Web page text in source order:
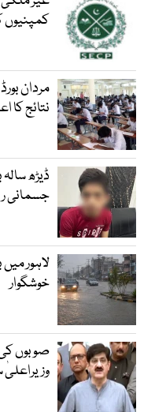
کمپنیوں
مردان
نتائج کا
ڈیڑھ
جسمانی
لاہور
خوشگوار
صوبوں کی